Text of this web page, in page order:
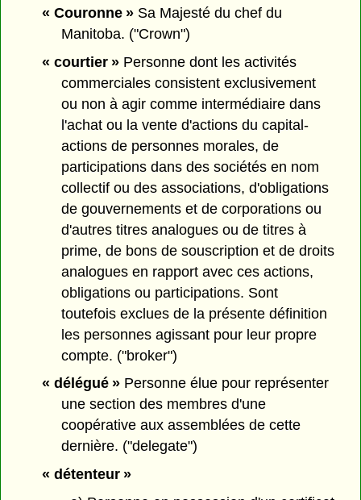
« Couronne »Sa Majesté du chef du
Manitoba. ("Crown")
« courtier »Personne dont les activités
commerciales consistent exclusivement
ou non à agir comme intermédiaire dans
l'achat ou la vente d'actions du capital-
actions de personnes morales, de
participations dans des sociétés en nom
collectif ou des associations, d'obligations
de gouvernements et de corporations ou
d'autres titres analogues ou de titres à
prime, de bons de souscription et de droits
analogues en rapport avec ces actions,
obligations ou participations. Sont
toutefois exclues de la présente définition
les personnes agissant pour leur propre
compte. ("broker")
« délégué »Personne élue pour représenter
une section des membres d'une
coopérative aux assemblées de cette
dernière. ("delegate")
« détenteur »